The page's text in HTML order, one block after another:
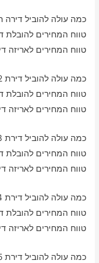
כמה עולה להוביל דירה חדר 1 בקלע עם חברת הובלה
טווח המחירים להובלת דירה חדר 1 בקלע –
טווח המחירים לאריזה דירה חדר 1 בקלע –
כמה עולה להוביל דירת 2 חדרים בקלע עם חברת הובלה כולל אריזה?
טווח המחירים להובלת דירת 2 חדרים בקלע – בין
טווח המחירים לאריזה דירת 2 חדרים בקלע – בין
כמה עולה להוביל דירת 3 חדרים בקלע עם חברת הובלה כולל אריזה?
טווח המחירים להובלת דירת 3 חדרים בקלע – בין
טווח המחירים לאריזה דירת 3 חדרים בקלע – בין 1200-
כמה עולה להוביל דירת 4 חדרים בקלע עם חברת הובלה כולל אריזה?
טווח המחירים להובלת דירת 4 חדרים בקלע – בין
טווח המחירים לאריזה דירת 4 חדרים בקלע – בין 3370-
כמה עולה להוביל דירת 5 חדרים בקלע עם חברת הובלה כולל אריזה?